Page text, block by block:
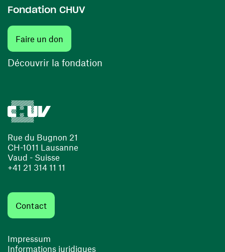
Rue du Bugnon 21
CH-1011 Lausanne
Vaud - Suisse
+41 21 314 11 11
Contact
Impressum
Informations juridiques
Fondation CHUV
Faire un don
Découvrir la fondation